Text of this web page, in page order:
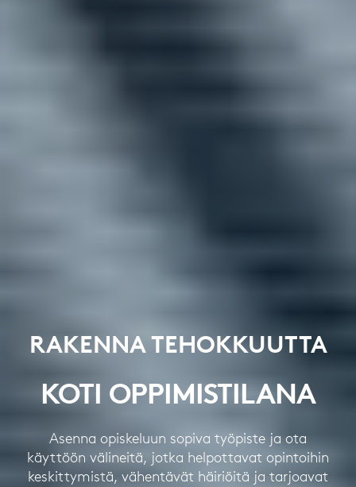
RAKENNA TEHOKKUUTTA
KOTI OPPIMISTILANA
Asenna opiskeluun sopiva työpiste ja ota
käyttöön välineitä, jotka helpottavat opintoihin
keskittymistä, vähentävät häiriöitä ja tarjoavat